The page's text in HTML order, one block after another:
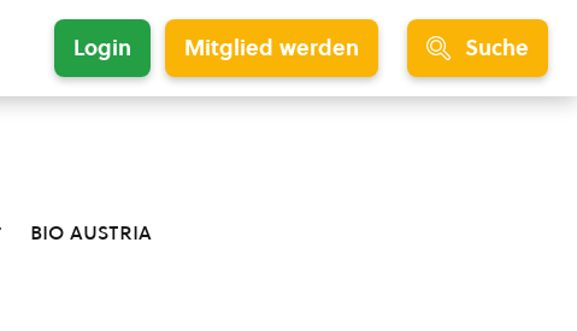
Login Mitglied werden Suche
bio austria